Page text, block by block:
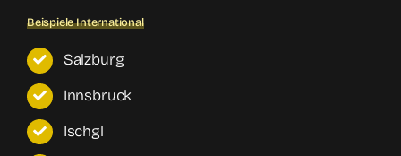
Beispiele International
Salzburg
Innsbruck
Ischgl